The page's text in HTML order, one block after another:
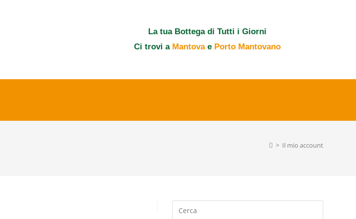
La tua Bottega di Tutti i Giorni
Ci trovi a Mantovae Porto Mantovano
> Il mio account